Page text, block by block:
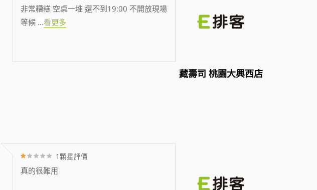
非常糟糕 空桌一堆 還不到19:00 不開放現場
等候 ...看更多
藏壽司 桃園大興西店
1顆星評價
真的很難用